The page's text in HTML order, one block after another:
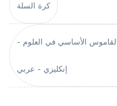
كرة السلة
الأساسي في العلوم -
إنكليزي - عربي